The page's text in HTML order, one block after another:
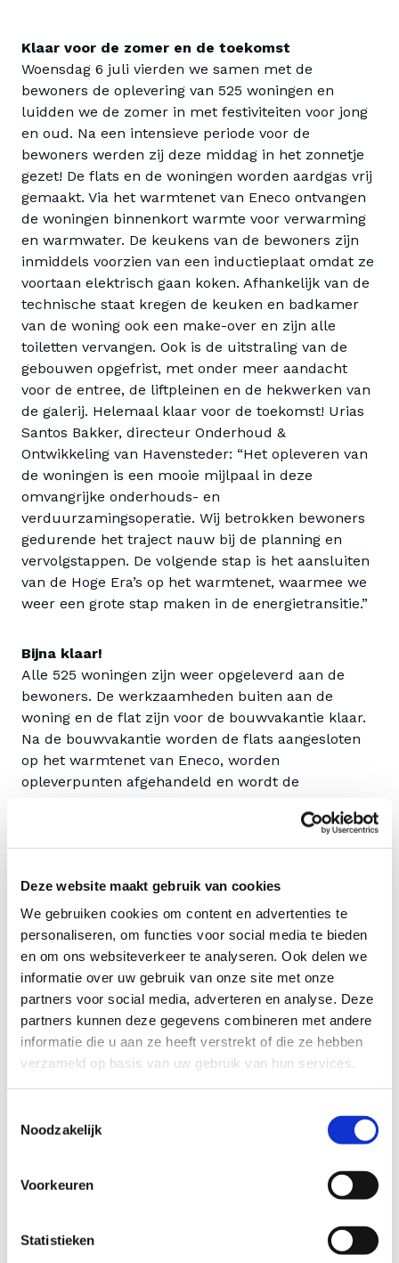
Deze website maakt gebruik van cookies
We gebruiken cookies om content en advertenties te
personaliseren, om functies voor social media te bieden
en om ons websiteverkeer te analyseren. Ook delen we
informatie over uw gebruik van onze site met onze
partners voor social media, adverteren en analyse. Deze
partners kunnen deze gegevens combineren met andere
informatie die u aan ze heeft verstrekt of die ze hebben
verzameld op basis van uw gebruik van hun services.
Noodzakelijk
Voorkeuren
Statistieken
Klaar voor de zomer en de toekomst
Woensdag 6 juli vierden we samen met de
bewoners de oplevering van 525 woningen en
luidden we de zomer in met festiviteiten voor jong
en oud. Na een intensieve periode voor de
bewoners werden zij deze middag in het zonnetje
gezet! De flats en de woningen worden aardgas vrij
gemaakt. Via het warmtenet van Eneco ontvangen
de woningen binnenkort warmte voor verwarming
en warmwater. De keukens van de bewoners zijn
inmiddels voorzien van een inductieplaat omdat ze
voortaan elektrisch gaan koken. Afhankelijk van de
technische staat kregen de keuken en badkamer
van de woning ook een make-over en zijn alle
toiletten vervangen. Ook is de uitstraling van de
gebouwen opgefrist, met onder meer aandacht
voor de entree, de liftpleinen en de hekwerken van
de galerij. Helemaal klaar voor de toekomst! Urias
Santos Bakker, directeur Onderhoud &
Ontwikkeling van Havensteder: “Het opleveren van
de woningen is een mooie mijlpaal in deze
omvangrijke onderhouds- en
verduurzamingsoperatie. Wij betrokken bewoners
gedurende het traject nauw bij de planning en
vervolgstappen. De volgende stap is het aansluiten
van de Hoge Era’s op het warmtenet, waarmee we
weer een grote stap maken in de energietransitie.”
Bijna klaar!
Alle 525 woningen zijn weer opgeleverd aan de
bewoners. De werkzaamheden buiten aan de
woning en de flat zijn voor de bouwvakantie klaar.
Na de bouwvakantie worden de flats aangesloten
op het warmtenet van Eneco, worden
opleverpunten afgehandeld en wordt de
gebouw af van het aardgasnet en worden de
collectieve gasketels verwijderd. De kopgevels
diersoorten. “De aanpak van het grootschalig
verbeteronderhoud en de verduurzaming van de
ERA-flats is heel efficiënt gebeurd. De overlast
bleef beperkt met als eindresultaat tevreden
bewoners.” Bedrijfsleider Team ERAflats Jeroen
Eijkelboom.
Aandacht voor bewoners
Behalve de aandacht voor veiligheid en
leefbaarheid is de aandacht voor bewoners sterk in
werkzaamheden in de woningen waren voor
gebruik gemaakt van de tijdelijke logeerwoning.
Bewoners die in hun eigen woning bleven, konden
badhuis. Hans van der Krogt, directeur bij Smits